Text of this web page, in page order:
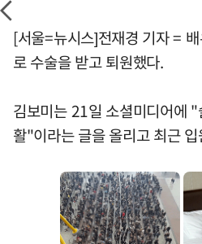
[서울=뉴시스]전재경 기자 =
로 수술을 받고 퇴원했다.
김보미는 21일 소셜미디어에
활"이라는 글을 올리고 최근